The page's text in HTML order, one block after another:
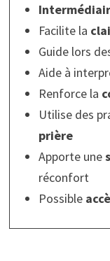
Facilite la
Guide lors
Aide à
Renforce la
Utilise des
prière
Apporte une
réconfort
Possible